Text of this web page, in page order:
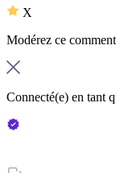
X
Modérez ce
Connecté(e) en tant